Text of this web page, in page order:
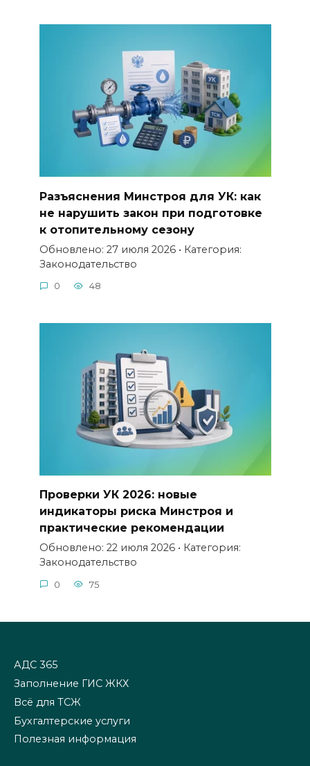
Разъяснения Минстроя для УК: как
не нарушить закон при подготовке
к отопительному сезону
Обновлено: 27 июля 2026 • Категория:
Законодательство
0 48
Проверки УК 2026: новые
индикаторы риска Минстроя и
практические рекомендации
Обновлено: 22 июля 2026 • Категория:
Законодательство
0 75
АДС 365
Заполнение ГИС ЖКХ
Всё для ТСЖ
Бухгалтерские услуги
Полезная информация